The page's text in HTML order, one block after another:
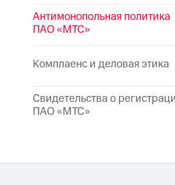
Антимонопольная политика
ПАО «МТС»
Комплаенс и деловая этика
Свидетельства о
ПАО «МТС»